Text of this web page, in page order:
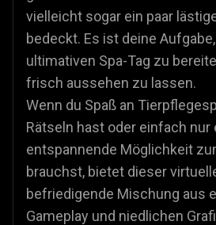
vielleicht sogar ein paar
bedeckt. Es ist deine
ultimativen Spa-Tag zu
frisch aussehen zu lassen.
Wenn du Spaß an
Rätseln hast oder einfach nur
entspannende Möglichkeit
brauchst, bietet dieser
befriedigende Mischung aus
Gameplay und niedlichen